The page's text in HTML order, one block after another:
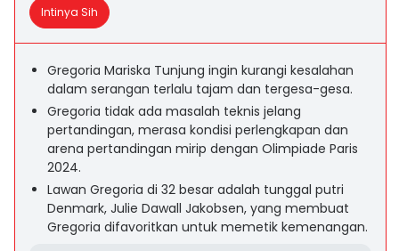
Intinya Sih
Gregoria Mariska Tunjung ingin kurangi kesalahan
dalam serangan terlalu tajam dan tergesa-gesa.
Gregoria tidak ada masalah teknis jelang
pertandingan, merasa kondisi perlengkapan dan
arena pertandingan mirip dengan Olimpiade Paris
2024.
Lawan Gregoria di 32 besar adalah tunggal putri
Denmark, Julie Dawall Jakobsen, yang membuat
Gregoria difavoritkan untuk memetik kemenangan.